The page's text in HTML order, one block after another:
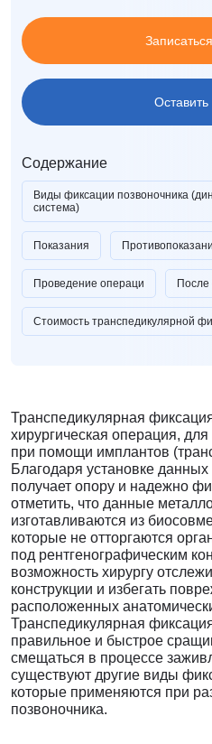
Оставить
Содержание
Виды фиксации позвоночника
система)
Показания
Проведение операци После
Стоимость транспедикулярной
Транспедикулярная
хирургическая операция,
при помощи имплантов
Благодаря установке
получает опору и надежно
отметить, что данные
изготавливаются из
которые не отторгаются
под рентгенографическим
возможность хирургу
конструкции и избегать
расположенных
Транспедикулярная
правильное и быстрое
смещаться в процессе
существуют другие виды
которые применяются при
позвоночника.